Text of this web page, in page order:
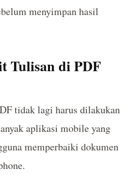
menyimpan hasil
Tulisan di PDF
tidak lagi harus dilakukan
aplikasi mobile yang
memperbaiki dokumen